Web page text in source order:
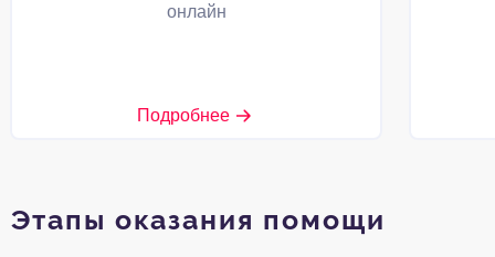
онлайн
Подробнее
Этапы оказания помощи